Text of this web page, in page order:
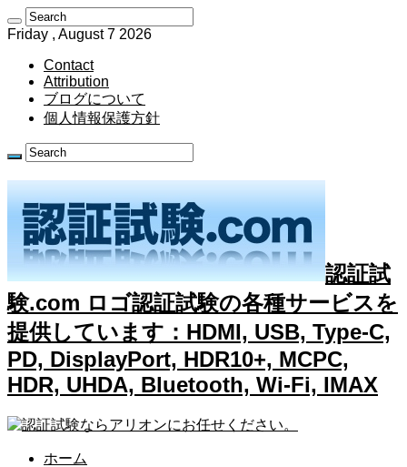
Friday , August 7 2026
Contact
Attribution
ブログについて
個人情報保護方針
認証試
験.com ロゴ認証試験の各種サービスを
提供しています：HDMI, USB, Type-C,
PD, DisplayPort, HDR10+, MCPC,
HDR, UHDA, Bluetooth, Wi-Fi, IMAX
ホーム